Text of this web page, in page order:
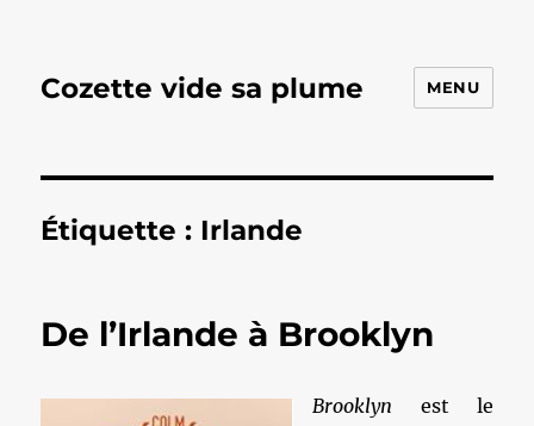
Cozette vide sa plume MENU
Étiquette : Irlande
De l’Irlande à Brooklyn
Brooklyn est le